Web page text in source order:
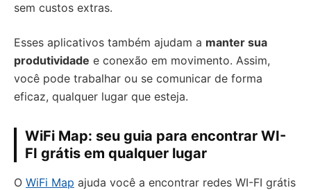
sem custos extras.
Esses aplicativos também ajudam a manter sua
produtividade e conexão em movimento. Assim,
você pode trabalhar ou se comunicar de forma
eficaz, qualquer lugar que esteja.
WiFi Map: seu guia para encontrar WI-
FI grátis em qualquer lugar
O WiFi Map ajuda você a encontrar redes WI-FI grátis